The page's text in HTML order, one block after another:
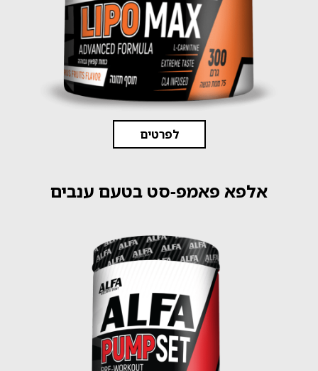
לפרטים
אלפא פאמפ-סט בטעם ענבים